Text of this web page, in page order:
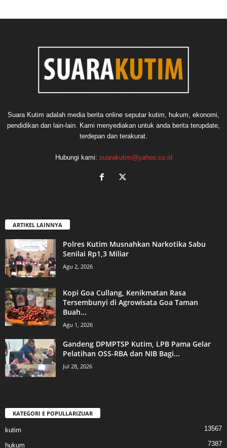
Suara Kutim adalah media berita online seputar kutim, hukum, ekonomi,
pendidikan dan lain-lain. Kami menyediakan untuk anda berita terupdate,
terdepan dan terakurat.
Hubungi kami: suarakutim@yahoo.co.id
ARTIKEL LAINNYA
Polres Kutim Musnahkan Narkotika Sabu
Senilai Rp1,3 Miliar
Agu 2, 2026
Kopi Goa Cullang, Kenikmatan Rasa
Tersembunyi di Agrowisata Goa Taman
Buah...
Agu 1, 2026
Gandeng DPMPTSP Kutim, LPB Pama Gelar
Pelatihan OSS-RBA dan NIB Bagi...
Jul 28, 2026
KATEGORI E POPULLARIZUAR
kutim 13567
hukum 7387